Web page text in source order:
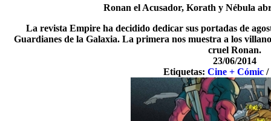
Ronan el Acusador, Korath y Nébula
La revista Empire ha decidido dedicar sus portadas de
Guardianes de la Galaxia. La primera nos muestra a los
cruel Ronan.
23/06/2014
Etiquetas:Cine + Cómic /